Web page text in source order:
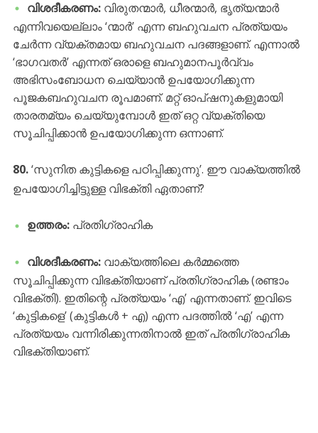
വിശദീകരണം:വിരുതന്മാർ, ധീരന്മാർ, ഭൃത്യന്മാർ
എന്നിവയെല്ലാം ‘ന്മാർ’ എന്ന ബഹുവചന പ്രത്യയം
ചേർന്ന വ്യക്തമായ ബഹുവചന പദങ്ങളാണ്. എന്നാൽ
‘ഭാഗവതർ’ എന്നത് ഒരാളെ ബഹുമാനപൂർവ്വം
അഭിസംബോധന ചെയ്യാൻ ഉപയോഗിക്കുന്ന
പൂജകബഹുവചന രൂപമാണ്. മറ്റ് ഓപ്ഷനുകളുമായി
താരതമ്യം ചെയ്യുമ്പോൾ ഇത് ഒറ്റ വ്യക്തിയെ
സൂചിപ്പിക്കാൻ ഉപയോഗിക്കുന്ന ഒന്നാണ്.
80.‘സുനിത കുട്ടികളെ പഠിപ്പിക്കുന്നു’. ഈ വാക്യത്തിൽ
ഉപയോഗിച്ചിട്ടുള്ള വിഭക്തി ഏതാണ്?
ഉത്തരം:പ്രതിഗ്രാഹിക
വിശദീകരണം:വാക്യത്തിലെ കർമ്മത്തെ
സൂചിപ്പിക്കുന്ന വിഭക്തിയാണ് പ്രതിഗ്രാഹിക (രണ്ടാം
വിഭക്തി). ഇതിന്റെ പ്രത്യയം ‘എ’ എന്നതാണ്. ഇവിടെ
‘കുട്ടികളെ’ (കുട്ടികൾ + എ) എന്ന പദത്തിൽ ‘എ’ എന്ന
പ്രത്യയം വന്നിരിക്കുന്നതിനാൽ ഇത് പ്രതിഗ്രാഹിക
വിഭക്തിയാണ്.